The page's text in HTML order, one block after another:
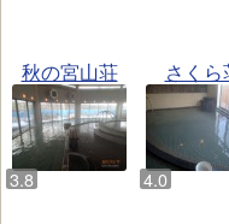
秋の宮山荘 さくら